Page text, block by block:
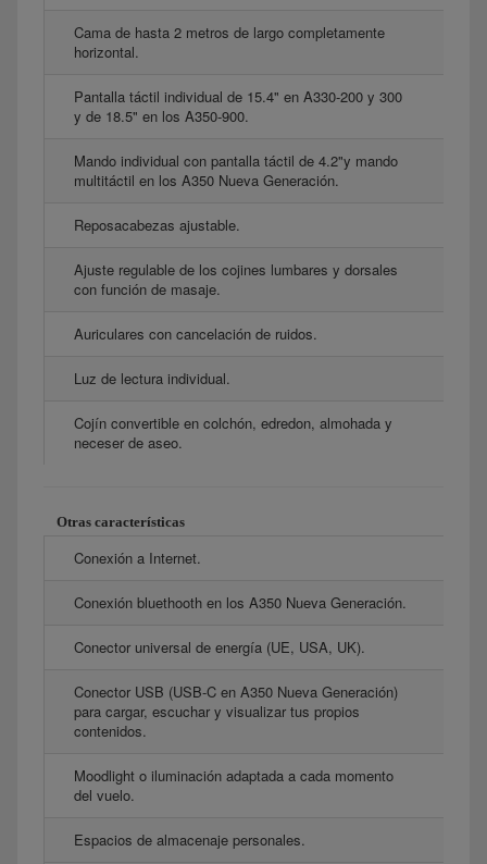
Cama de hasta 2 metros de largo completamente
horizontal.
Pantalla táctil individual de 15.4" en A330-200 y 300
y de 18.5" en los A350-900.
Mando individual con pantalla táctil de 4.2"y mando
multitáctil en los A350 Nueva Generación.
Reposacabezas ajustable.
Ajuste regulable de los cojines lumbares y dorsales
con función de masaje.
Auriculares con cancelación de ruidos.
Luz de lectura individual.
Cojín convertible en colchón, edredon, almohada y
neceser de aseo.
Otras características
Conexión a Internet.
Conexión bluethooth en los A350 Nueva Generación.
Conector universal de energía (UE, USA, UK).
Conector USB (USB-C en A350 Nueva Generación)
para cargar, escuchar y visualizar tus propios
contenidos.
Moodlight o iluminación adaptada a cada momento
del vuelo.
Espacios de almacenaje personales.